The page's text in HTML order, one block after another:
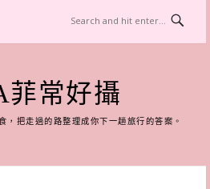
菲常好攝
，把走過的路整理成你下一趟旅行的答案。